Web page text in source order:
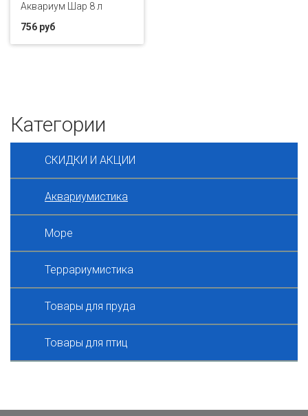
Аквариум Шар 8 л
756 руб
Категории
СКИДКИ И АКЦИИ
Аквариумистика
Море
Террариумистика
Товары для пруда
Товары для птиц